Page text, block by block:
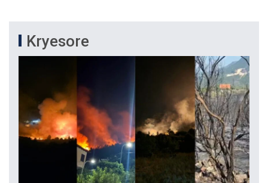
Kryesore